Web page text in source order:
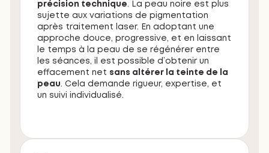
précision technique. La peau noire est plus
sujette aux variations de pigmentation
après traitement laser. En adoptant une
approche douce, progressive, et en laissant
le temps à la peau de se régénérer entre
les séances, il est possible d’obtenir un
effacement net sans altérer la teinte de la
peau. Cela demande rigueur, expertise, et
un suivi individualisé.